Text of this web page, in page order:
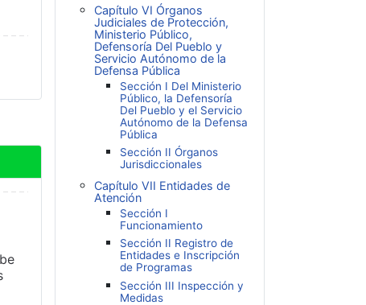
Capítulo VI Órganos
Judiciales de Protección,
Ministerio Público,
Defensoría Del Pueblo y
Servicio Autónomo de la
Defensa Pública
Sección I Del Ministerio
Público, la Defensoría
Del Pueblo y el Servicio
Autónomo de la Defensa
Pública
Sección II Órganos
Jurisdiccionales
Capítulo VII Entidades de
Atención
Sección I
Funcionamiento
Sección II Registro de
Entidades e Inscripción
de Programas
Sección III Inspección y
Medidas